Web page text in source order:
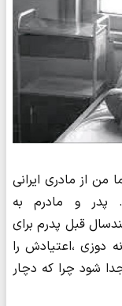
من از مادری ایرانی
پدر و مادرم به
قبل پدرم برای
دوزی ،اعتیادش را
شود چرا که دچار